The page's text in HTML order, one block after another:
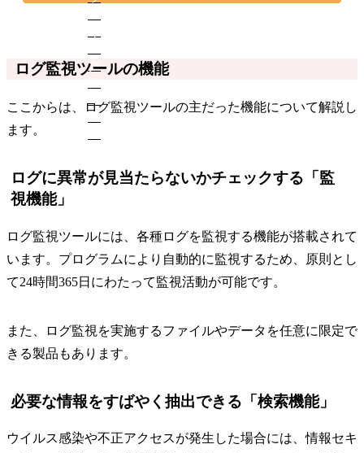
ログ監視ツールの機能
ここからは、ログ監視ツールの主だった機能について解説し
ます。
ログに異常が見当たらないかチェックする「監
視機能」
ログ監視ツールには、各種ログを監視する機能が搭載されて
います。プログラムにより自動的に監視するため、原則とし
て24時間365日にわたって監視活動が可能です。
また、ログ監視を実施するファイルやデータを任意に限定で
きる製品もあります。
必要な情報をすばやく抽出できる「検索機能」
ウイルス感染や不正アクセスが発生した場合には、情報セキ